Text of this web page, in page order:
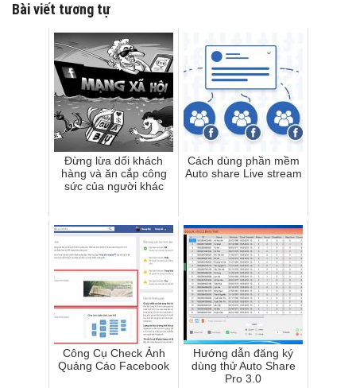
Bài viết tương tự
Đừng lừa dối khách
hàng và ăn cắp công
sức của người khác
Cách dùng phần mềm
Auto share Live stream
Công Cụ Check Ảnh
Quảng Cáo Facebook
Hướng dẫn đăng ký
dùng thử Auto Share
Pro 3.0